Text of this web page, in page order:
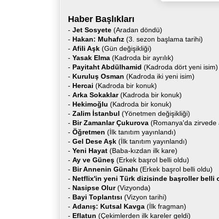
Haber Başlıkları
- Jet Sosyete (Aradan döndü)
- Hakan: Muhafız (3. sezon başlama tarihi)
- Afili Aşk (Gün değişikliği)
- Yasak Elma (Kadroda bir ayrılık)
- Payitaht Abdülhamid (Kadroda dört yeni isim)
- Kuruluş Osman (Kadroda iki yeni isim)
- Hercai (Kadroda bir konuk)
- Arka Sokaklar(Kadroda bir konuk)
- Hekimoğlu (Kadroda bir konuk)
- Zalim İstanbul (Yönetmen değişikliği)
- Bir Zamanlar Çukurova (Romanya'da zirvede
- Öğretmen (İlk tanıtım yayınlandı)
- Gel Dese Aşk (İlk tanıtım yayınlandı)
- Yeni Hayat (Baba-kızdan ilk kare)
- Ay ve Güneş (Erkek başrol belli oldu)
- Bir Annenin Günahı (Erkek başrol belli oldu)
- Netflix'in yeni Türk dizisinde başroller belli
- Nasipse Olur(Vizyonda)
- Bayi Toplantısı (Vizyon tarihi)
- Adanış: Kutsal Kavga (İlk fragman)
- Eflatun (Çekimlerden ilk kareler geldi)